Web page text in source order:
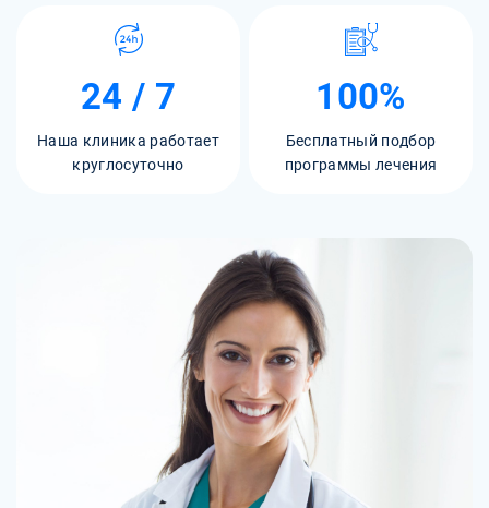
24 / 7
Наша клиника работает
круглосуточно
100%
Бесплатный подбор
программы лечения